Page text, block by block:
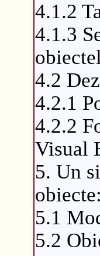
4.1.2
4.1.3
4.2
4.2.1
4.2.2
Visual
5. Un
5.1
5.2